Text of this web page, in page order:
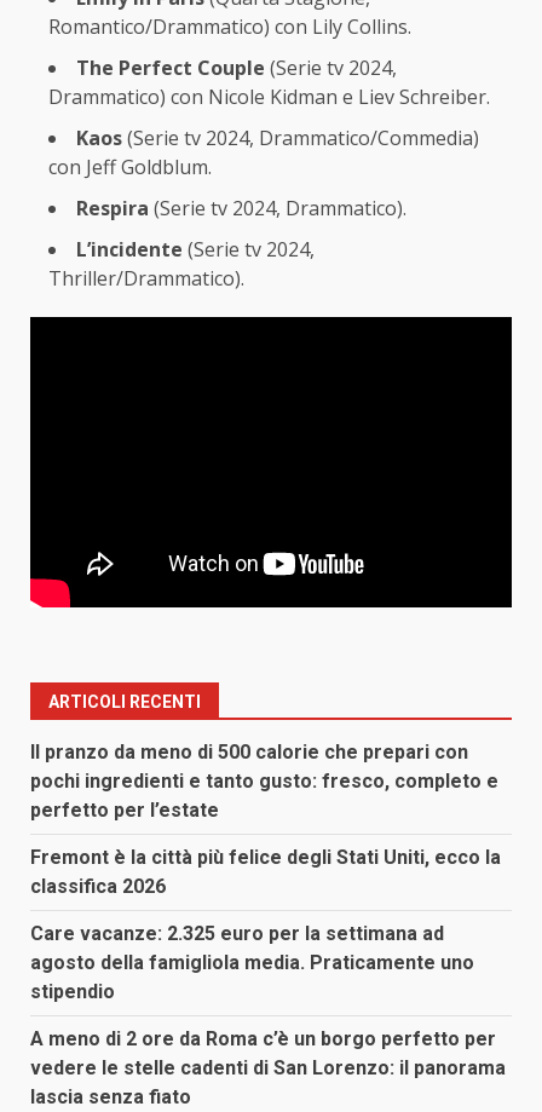
Romantico/Drammatico) con Lily Collins.
The Perfect Couple (Serie tv 2024,
Drammatico) con Nicole Kidman e Liev Schreiber.
Kaos(Serie tv 2024, Drammatico/Commedia)
con Jeff Goldblum.
Respira (Serie tv 2024, Drammatico).
L’incidente (Serie tv 2024,
Thriller/Drammatico).
ARTICOLI RECENTI
Il pranzo da meno di 500 calorie che prepari con
pochi ingredienti e tanto gusto: fresco, completo e
perfetto per l’estate
Fremont è la città più felice degli Stati Uniti, ecco la
classifica 2026
Care vacanze: 2.325 euro per la settimana ad
agosto della famigliola media. Praticamente uno
stipendio
A meno di 2 ore da Roma c’è un borgo perfetto per
vedere le stelle cadenti di San Lorenzo: il panorama
lascia senza fiato